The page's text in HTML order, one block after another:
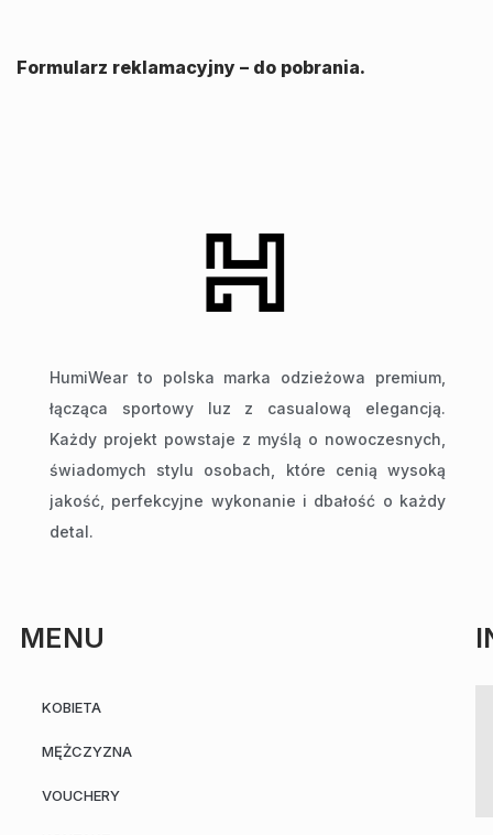
Formularz reklamacyjny – do pobrania.
HumiWear to polska marka odzieżowa premium,
łącząca sportowy luz z casualową elegancją.
Każdy projekt powstaje z myślą o nowoczesnych,
świadomych stylu osobach, które cenią wysoką
jakość, perfekcyjne wykonanie i dbałość o każdy
detal.
MENU
KOBIETA
MĘŻCZYZNA
VOUCHERY